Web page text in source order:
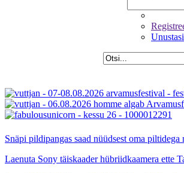
Snäpi pildipangas saad nüüdsest oma piltidega
Laenuta Sony täiskaader hübriidkaamera ette